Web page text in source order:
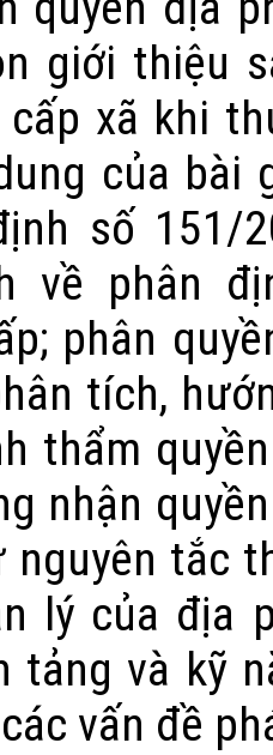
giới thiệu
xã khi
của bài
số 151/
về phân
phân
tích,
thẩm
nhận
nguyên tắc
lý của địa
tảng và kỹ
vấn đề